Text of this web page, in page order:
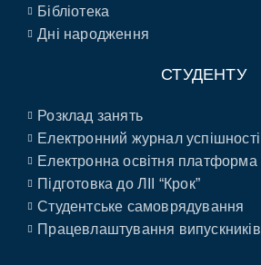
Бібліотека
Дні народження
СТУДЕНТУ
Розклад занять
Електронний журнал успішності
Електронна освітня платформа
Підготовка до ЛІІ “Крок”
Студентське самоврядування
Працевлаштування випускників